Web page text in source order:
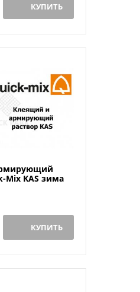
КУПИТЬ
Mix KAS зима
КУПИТЬ